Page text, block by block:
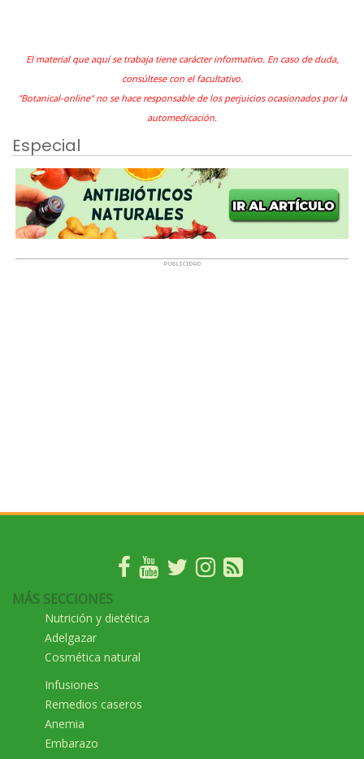
El material que aquí se trabaja tiene carácter informativo. En caso de duda,
consúltese con el facultativo.
"Botanical-online" no se hace responsable de los perjuicios ocasionados por la
automedicación.
Especial
MÁS SECCIONES
Nutrición y dietética
Adelgazar
Cosmética natural
Infusiones
Remedios caseros
Anemia
Embarazo